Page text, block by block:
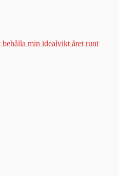
min idealvikt året runt